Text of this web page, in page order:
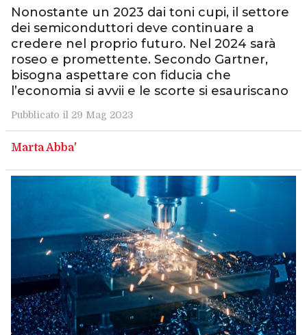
Nonostante un 2023 dai toni cupi, il settore
dei semiconduttori deve continuare a
credere nel proprio futuro. Nel 2024 sarà
roseo e promettente. Secondo Gartner,
bisogna aspettare con fiducia che
l’economia si avvii e le scorte si esauriscano
Pubblicato il 29 Mag 2023
Marta Abba'